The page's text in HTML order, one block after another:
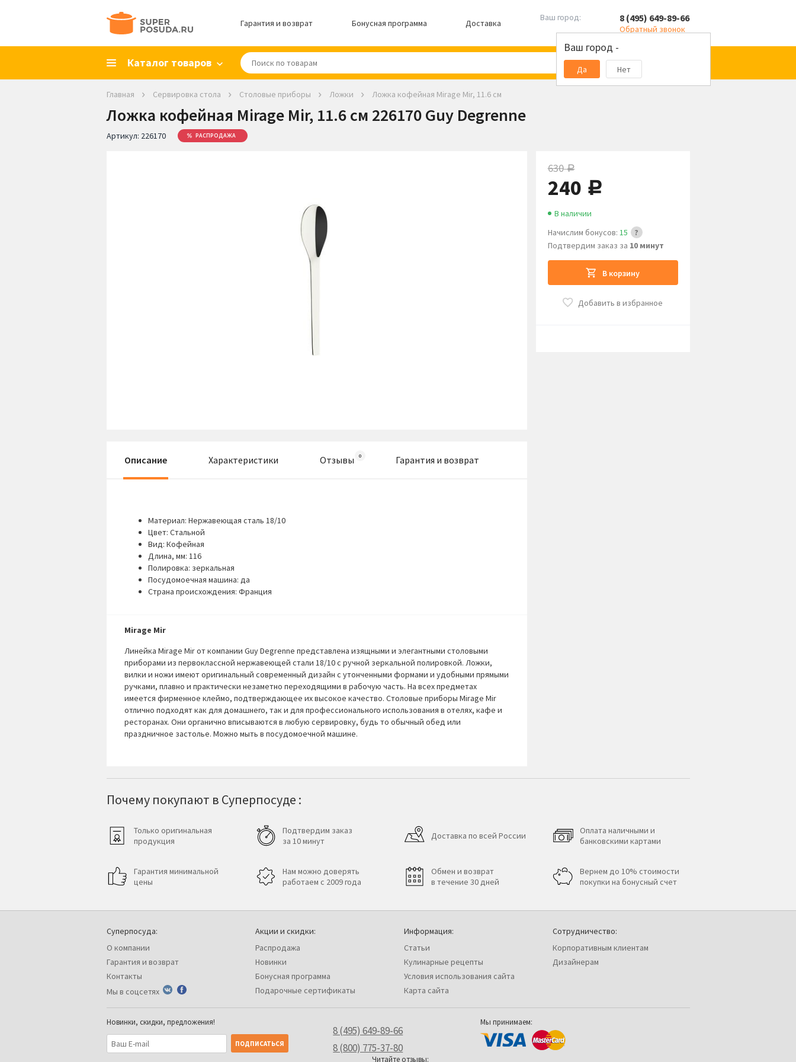
Гарантия и возврат Бонусная программа Доставка
Ваш город:
Ваш город -
Да Нет
8 (495) 649-89-66
Обратный звонок
Каталог товаров
Главная Сервировка стола Столовые приборы Ложки Ложка кофейная Mirage Mir, 11.6 см
Ложка кофейная Mirage Mir, 11.6 см 226170 Guy Degrenne
Артикул: 226170 РАСПРОДАЖА
630руб.
240 руб.
Начислим бонусов: 15
Подтвердим заказ за 10 минут
В наличии
В корзину
Добавить в избранное
Описание Характеристики Отзывы Гарантия и возврат
Материал: Нержавеющая сталь 18/10
Цвет: Стальной
Вид: Кофейная
Длина, мм: 116
Полировка: зеркальная
Посудомоечная машина: да
Страна происхождения: Франция
Mirage Mir
Линейка Mirage Mir от компании Guy Degrenne представлена изящными и элегантными столовыми
приборами из первоклассной нержавеющей стали 18/10 с ручной зеркальной полировкой. Ложки,
вилки и ножи имеют оригинальный современный дизайн с утонченными формами и удобными прямыми
ручками, плавно и практически незаметно переходящими в рабочую часть. На всех предметах
имеется фирменное клеймо, подтверждающее их высокое качество. Столовые приборы Mirage Mir
отлично подходят как для домашнего, так и для профессионального использования в отелях, кафе и
ресторанах. Они органично вписываются в любую сервировку, будь то обычный обед или
праздничное застолье. Можно мыть в посудомоечной машине.
Почему покупают в Суперпосуде :
Только оригинальная
продукция
Гарантия минимальной
цены
Подтвердим заказ
за 10 минут
Нам можно доверять
работаем с 2009 года
Доставка по всей России
Обмен и возврат
в течение 30 дней
Оплата наличными и
банковскими картами
Вернем до 10% стоимости
покупки на бонусный счет
Суперпосуда:
О компании
Гарантия и возврат
Контакты
Мы в соцсетях
Акции и скидки:
Распродажа
Новинки
Бонусная программа
Подарочные сертификаты
Информация:
Статьи
Кулинарные рецепты
Условия использования сайта
Карта сайта
Сотрудничество:
Корпоративным клиентам
Дизайнерам
Новинки, скидки, предложения!
8 (495) 649-89-66
8 (800) 775-37-80
Мы принимаем:
Читайте отзывы: